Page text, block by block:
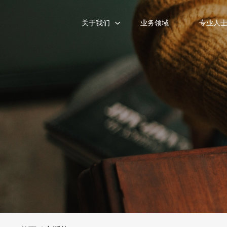
关于我们 业务领域 专业人